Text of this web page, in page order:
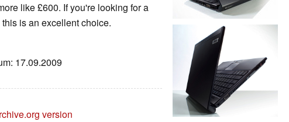
like £600. If you're looking for a
is an excellent choice.
17.09.2009
version